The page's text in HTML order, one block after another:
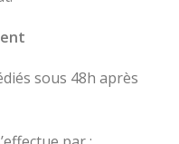
sous 48h après